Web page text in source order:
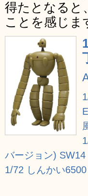
得たとなると
ことを感じま
バージョン) SW14
1/72 しんかい